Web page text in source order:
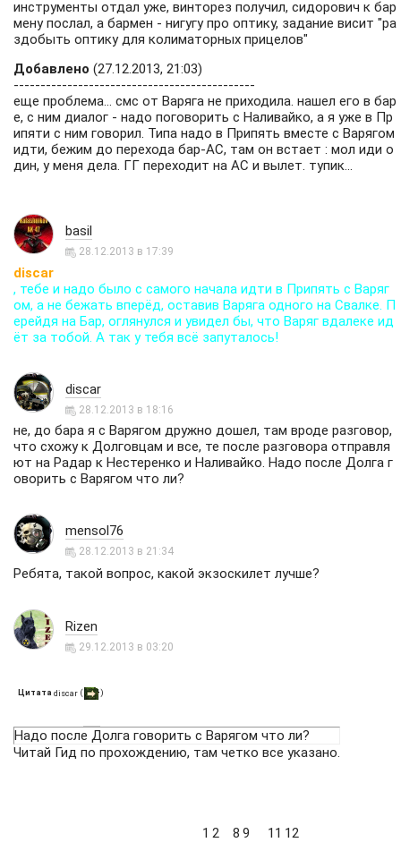
инструменты отдал уже, винторез получил, сидорович к бар
мену послал, а бармен - нигугу про оптику, задание висит "ра
здобыть оптику для колиматорных прицелов"
Добавлено (27.12.2013, 21:03)
---------------------------------------------
еще проблема... смс от Варяга не приходила. нашел его в бар
е, с ним диалог - надо поговорить с Наливайко, а я уже в Пр
ипяти с ним говорил. Типа надо в Припять вместе с Варягом
идти, бежим до перехода бар-АС, там он встает : мол иди о
дин, у меня дела. ГГ переходит на АС и вылет. тупик...
basil
28.12.2013 в 17:39
discar
, тебе и надо было с самого начала идти в Припять с Варяг
ом, а не бежать вперёд, оставив Варяга одного на Свалке. П
ерейдя на Бар, оглянулся и увидел бы, что Варяг вдалеке ид
ёт за тобой. А так у тебя всё запуталось!
discar
28.12.2013 в 18:16
не, до бара я с Варягом дружно дошел, там вроде разговор,
что схожу к Долговцам и все, те после разговора отправля
ют на Радар к Нестеренко и Наливайко. Надо после Долга г
оворить с Варягом что ли?
mensol76
28.12.2013 в 21:34
Ребята, такой вопрос, какой экзоскилет лучше?
Rizen
29.12.2013 в 03:20
Цитата discar ( )
Надо после Долга говорить с Варягом что ли?
Читай Гид по прохождению, там четко все указано.
1 2 8 9 11 12